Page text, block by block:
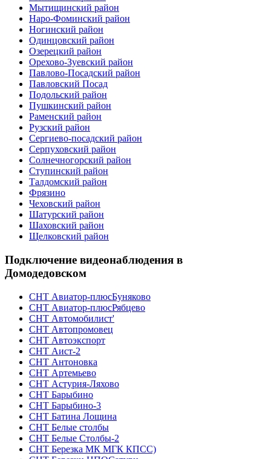
Мытищинский район
Наро-Фоминский район
Ногинский район
Одинцовский район
Озерецкий район
Орехово-Зуевский район
Павлово-Посадский район
Павловский Посад
Подольский район
Пушкинский район
Раменский район
Рузский район
Сергиево-посадский район
Серпуховский район
Солнечногорский район
Ступинский район
Талдомский район
Фрязино
Чеховский район
Шатурский район
Шаховский район
Щелковский район
Подключение видеонаблюдения в
Домодедовском
СНТ Авиатор-плюсБуняково
СНТ Авиатор-плюсРябцево
СНТ Автомобилист'
СНТ Автопромовец
СНТ Автоэкспорт
СНТ Аист-2
СНТ Антоновка
СНТ Артемьево
СНТ Астурия-Ляхово
СНТ Барыбино
СНТ Барыбино-3
СНТ Батина Лощина
СНТ Белые столбы
СНТ Белые Столбы-2
СНТ Березка МК МГК КПСС)